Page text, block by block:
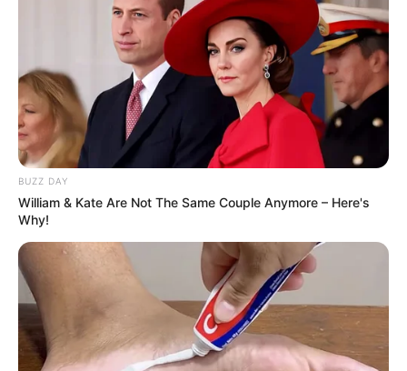
BUZZ DAY
William & Kate Are Not The Same Couple Anymore – Here's
Why!